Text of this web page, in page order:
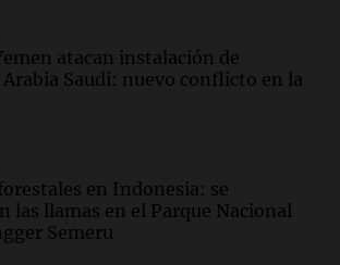
atacan instalación de
Saudí: nuevo conflicto en la
en Indonesia: se
las llamas en el Parque Nacional
Semeru